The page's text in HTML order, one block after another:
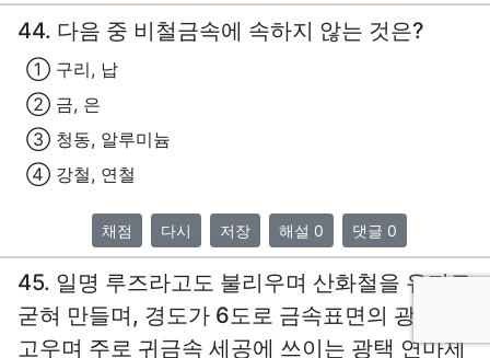
44. 다음 중 비철금속에 속하지 않는 것은?
① 구리, 납
② 금, 은
③ 청동, 알루미늄
④ 강철, 연철
채점 다시 저장 해설 0 댓글 0
45. 일명 루즈라고도 불리우며 산화철을 유지로
굳혀 만들며, 경도가 6도로 금속표면의 광택이
고우며 주로 귀금속 세공에 쓰이는 광택 연마제